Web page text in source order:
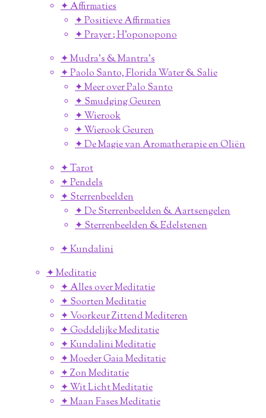
✦ Affirmaties
✦ Positieve Affirmaties
✦ Prayer ; H'oponopono
✦ Mudra's & Mantra's
✦ Paolo Santo, Florida Water & Salie
✦ Meer over Palo Santo
✦ Smudging Geuren
✦ Wierook
✦ Wierook Geuren
✦ De Magie van Aromatherapie en Oliën
✦ Tarot
✦ Pendels
✦ Sterrenbeelden
✦ De Sterrenbeelden & Aartsengelen
✦ Sterrenbeelden & Edelstenen
✦ Kundalini
✦ Meditatie
✦ Alles over Meditatie
✦ Soorten Meditatie
✦ Voorkeur Zittend Mediteren
✦ Goddelijke Meditatie
✦ Kundalini Meditatie
✦ Moeder Gaia Meditatie
✦ Zon Meditatie
✦ Wit Licht Meditatie
✦ Maan Fases Meditatie